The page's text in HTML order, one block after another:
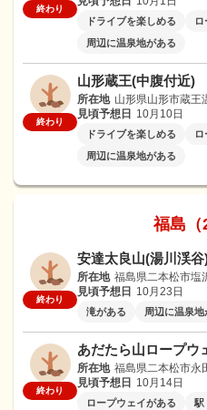
終わり
ドライブを楽しめる
周辺に温泉地がある
終わり
山形蔵王(中腹付近)
所在地 山形県山形市蔵王
見頃予想日
10月10日
ドライブを楽しめる
周辺に温泉地がある
福島（
終わり
安達太良山(湯川渓谷
所在地 福島県二本松市塩
見頃予想日
10月23日
滝がある 周辺に温泉地
終わり
あだたら山ロープウ
所在地 福島県二本松市永
見頃予想日
10月14日
ロープウェイがある
駅